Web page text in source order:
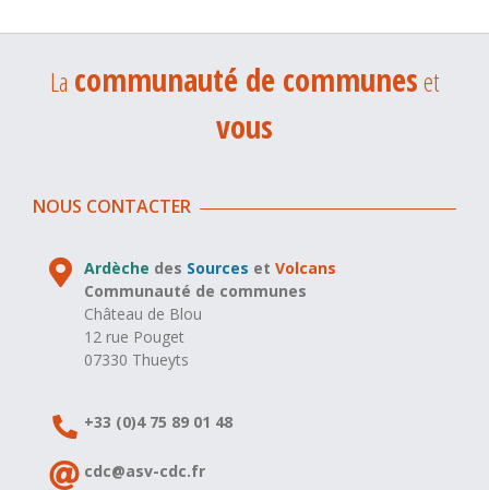
La communauté de communeset
vous
NOUS CONTACTER
Ardèche des Sources etVolcans
Communauté de communes
Château de Blou
12 rue Pouget
07330 Thueyts
+33 (0)4 75 89 01 48
cdc@asv-cdc.fr